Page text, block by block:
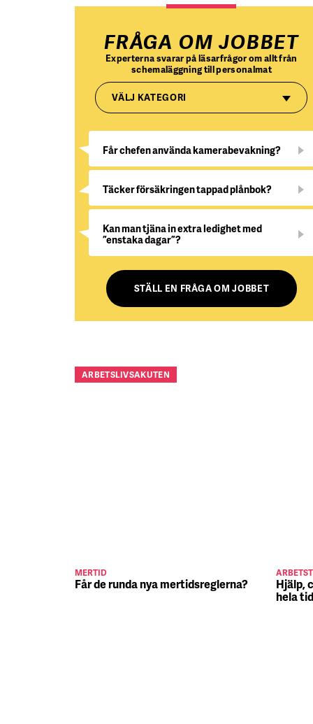
FRÅGA OM JOBBET
Experterna svarar på läsarfrågor om allt från
schemaläggning till personalmat
VÄLJ KATEGORI
Får chefen använda kamerabevakning?
Täcker försäkringen tappad plånbok?
Kan man tjäna in extra ledighet med
”enstaka dagar”?
STÄLL EN FRÅGA OM JOBBET
ARBETSLIVSAKUTEN
MERTID
Får de runda nya mertidsreglerna? Hjälp,
hela